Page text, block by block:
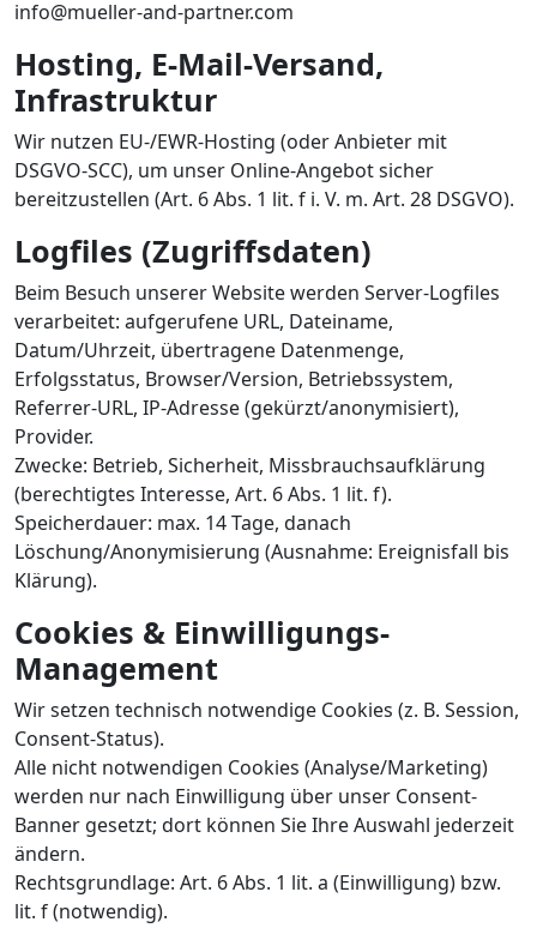
info@mueller-and-partner.com
Hosting, E-Mail-Versand,
Infrastruktur
Wir nutzen EU-/EWR-Hosting (oder Anbieter mit
DSGVO-SCC), um unser Online-Angebot sicher
bereitzustellen (Art. 6 Abs. 1 lit. f i. V. m. Art. 28 DSGVO).
Logfiles (Zugriffsdaten)
Beim Besuch unserer Website werden Server-Logfiles
verarbeitet: aufgerufene URL, Dateiname,
Datum/Uhrzeit, übertragene Datenmenge,
Erfolgsstatus, Browser/Version, Betriebssystem,
Referrer-URL, IP-Adresse (gekürzt/anonymisiert),
Provider.
Zwecke: Betrieb, Sicherheit, Missbrauchsaufklärung
(berechtigtes Interesse, Art. 6 Abs. 1 lit. f).
Speicherdauer: max. 14 Tage, danach
Löschung/Anonymisierung (Ausnahme: Ereignisfall bis
Klärung).
Cookies & Einwilligungs-
Management
Wir setzen technisch notwendige Cookies (z. B. Session,
Consent-Status).
Alle nicht notwendigen Cookies (Analyse/Marketing)
werden nur nach Einwilligung über unser Consent-
Banner gesetzt; dort können Sie Ihre Auswahl jederzeit
ändern.
Rechtsgrundlage: Art. 6 Abs. 1 lit. a (Einwilligung) bzw.
lit. f (notwendig).